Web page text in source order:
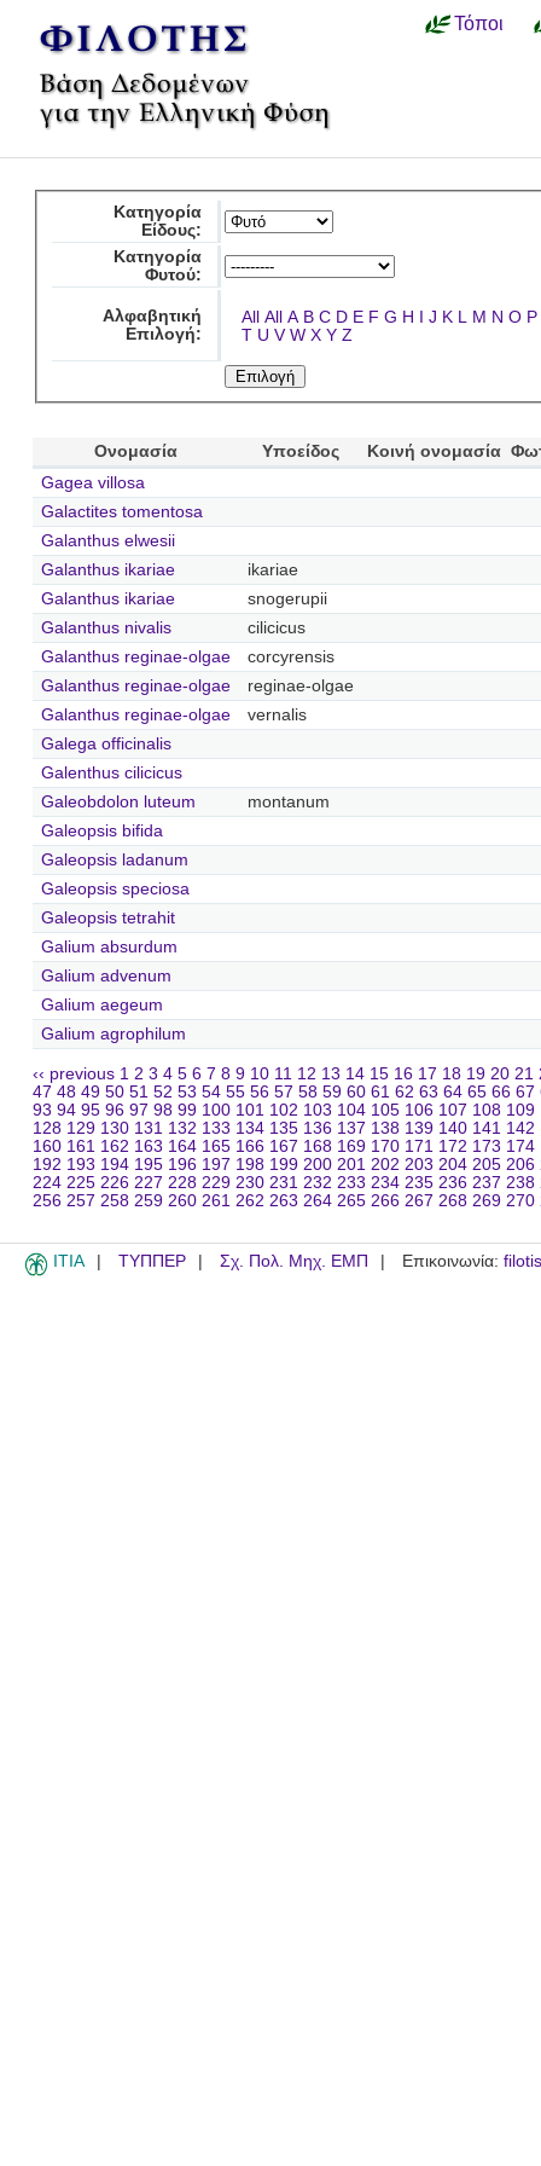
Τόποι
Κατηγορία
Είδους:
Κατηγορία
Φυτού:
Αλφαβητική
Επιλογή:
All All A B C D E F G H I J K L M N O P
T U V W X Y Z
Ονομασία Υποείδος Κοινή ονομασία
Gagea villosa
Galactites tomentosa
Galanthus elwesii
Galanthus ikariae
ikariae
Galanthus ikariae
snogerupii
Galanthus nivalis
cilicicus
Galanthus reginae-olgae
corcyrensis
Galanthus reginae-olgae
reginae-olgae
Galanthus reginae-olgae
vernalis
Galega officinalis
Galenthus cilicicus
Galeobdolon luteum
montanum
Galeopsis bifida
Galeopsis ladanum
Galeopsis speciosa
Galeopsis tetrahit
Galium absurdum
Galium advenum
Galium aegeum
Galium agrophilum
‹‹ previous 1 2 3 4 5 6 7 8 9 10 11 12 13 14 15 16 17 18 19 20 21
47 48 49 50 51 52 53 54 55 56 57 58 59 60 61 62 63 64 65 66 67
93 94 95 96 97 98 99 100 101 102 103 104 105 106 107 108 109
128 129 130 131 132 133 134 135 136 137 138 139 140 141 142
160 161 162 163 164 165 166 167 168 169 170 171 172 173 174
192 193 194 195 196 197 198 199 200 201 202 203 204 205 206
224 225 226 227 228 229 230 231 232 233 234 235 236 237 238
256 257 258 259 260 261 262 263 264 265 266 267 268 269 270
ITIA ΤΥΠΠΕΡ Σχ. Πολ. Μηχ. ΕΜΠ Επικοινωνία: